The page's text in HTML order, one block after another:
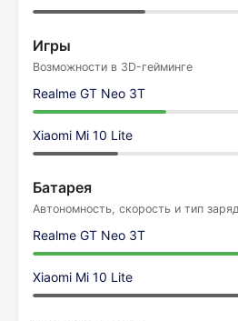
Игры
Возможности в 3D-гейминге
Realme GT Neo 3T
Xiaomi Mi 10 Lite
Батарея
Автономность, скорость и тип
Realme GT Neo 3T
Xiaomi Mi 10 Lite